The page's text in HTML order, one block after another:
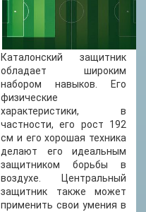
Каталонский защитник
обладает широким
набором навыков. Его
физические
характеристики, в
частности, его рост 192
см и его хорошая техника
делают его идеальным
защитником борьбы в
воздухе. Центральный
защитник также может
применить свои умения в